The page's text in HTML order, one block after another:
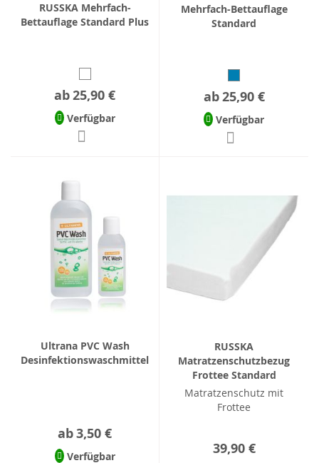
RUSSKA Mehrfach-
Bettauflage Standard Plus
ab25,90 €
Verfügbar
Mehrfach-Bettauflage
Standard
ab25,90 €
Verfügbar
Ultrana PVC Wash
Desinfektionswaschmittel
ab3,50 €
Verfügbar
RUSSKA
Matratzenschutzbezug
Frottee Standard
Matratzenschutz mit
Frottee
39,90 €